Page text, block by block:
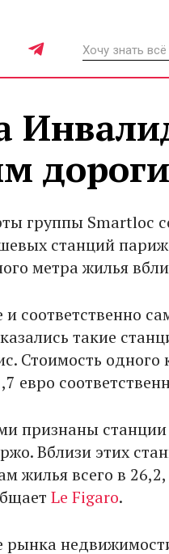
группы Smartloc
станций
метра жилья
соответственно
такие
Стоимость одного
евро
признаны станции
Вблизи этих
жилья всего в 26,2,
Le Figaro.
рынка